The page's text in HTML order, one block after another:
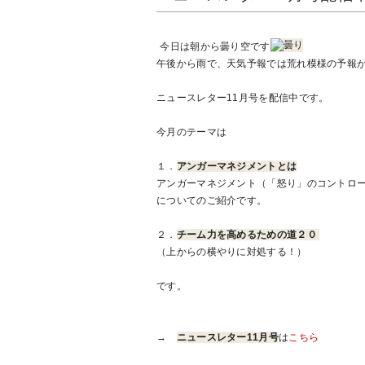
今日は朝から曇り空です
午後から雨で、天気予報では荒れ模様の予報
ニュースレター11月号を配信中です。
今月のテーマは
１． アンガーマネジメントとは
アンガーマネジメント（「怒り」のコントロー
についてのご紹介です。
２． チーム力を高めるための道２０
（上からの横やりに対処する！）
です。
→ ニュースレター11月号は こちら